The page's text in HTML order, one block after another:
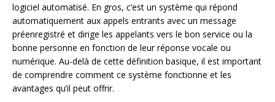
logiciel automatisé. En gros, c’est un système qui répond
automatiquement aux appels entrants avec un message
préenregistré et dirige les appelants vers le bon service ou la
bonne personne en fonction de leur réponse vocale ou
numérique. Au-delà de cette définition basique, il est important
de comprendre comment ce système fonctionne et les
avantages qu’il peut offrir.